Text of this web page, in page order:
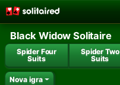
Black Widow Solitaire
Spider Four
Suits
Spider Two
Suits
Nova igra